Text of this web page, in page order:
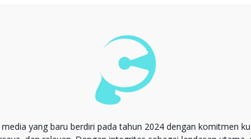
yang baru berdiri pada tahun 2024 dengan komitmen